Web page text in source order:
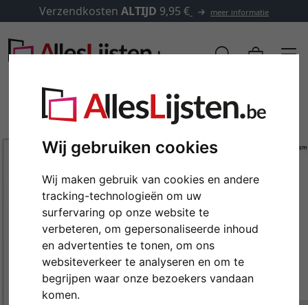
Wij gebruiken cookies
Wij maken gebruik van cookies en andere
tracking-technologieën om uw
surfervaring op onze website te
verbeteren, om gepersonaliseerde inhoud
en advertenties te tonen, om ons
websiteverkeer te analyseren en om te
begrijpen waar onze bezoekers vandaan
komen.
Verzendkosten ALTIJD 9,95 € meer informatie
Terug